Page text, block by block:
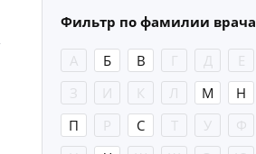
Фильтр по фамилии врача
А Б В Г Д Е
З
И К Л М Н
П
Р С Т У Ф